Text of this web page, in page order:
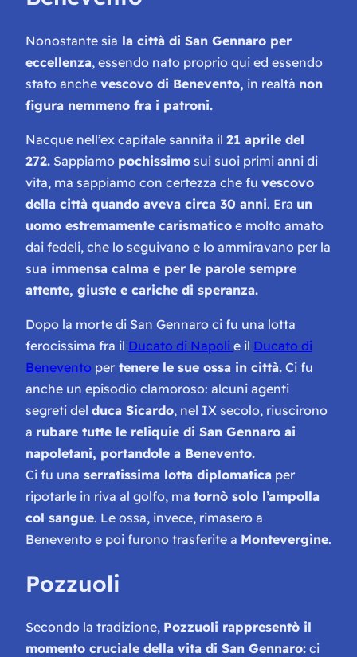
Nonostante sia la città di San Gennaro per
eccellenza, essendo nato proprio qui ed essendo
stato anche vescovo di Benevento, in realtà non
figura nemmeno fra i patroni.
Nacque nell’ex capitale sannita il 21 aprile del
272. Sappiamo pochissimo sui suoi primi anni di
vita, ma sappiamo con certezza che fu vescovo
della città quando aveva circa 30 anni. Era un
uomo estremamente carismatico e molto amato
dai fedeli, che lo seguivano e lo ammiravano per la
sua immensa calma e per le parole sempre
attente, giuste e cariche di speranza.
Dopo la morte di San Gennaro ci fu una lotta
ferocissima fra il Ducato di Napoli e il Ducato di
Benevento per tenere le sue ossa in città. Ci fu
anche un episodio clamoroso: alcuni agenti
segreti del duca Sicardo, nel IX secolo, riuscirono
a rubare tutte le reliquie di San Gennaro ai
napoletani, portandole a Benevento.
Ci fu una serratissima lotta diplomatica per
ripotarle in riva al golfo, ma tornò solo l’ampolla
col sangue. Le ossa, invece, rimasero a
Benevento e poi furono trasferite a Montevergine.
Pozzuoli
Secondo la tradizione, Pozzuoli rappresentò il
momento cruciale della vita di San Gennaro: ci